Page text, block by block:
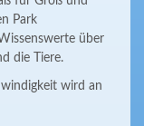
Park
über
die Tiere.
wird an